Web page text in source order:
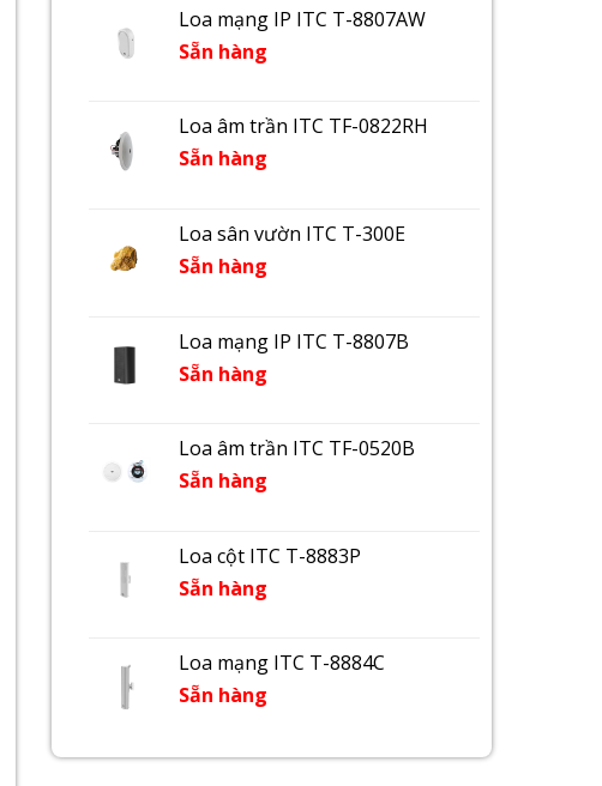
Loa mạng IP ITC T-8807AW
Sẵn hàng
Loa âm trần ITC TF-0822RH
Sẵn hàng
Loa sân vườn ITC T-300E
Sẵn hàng
Loa mạng IP ITC T-8807B
Sẵn hàng
Loa âm trần ITC TF-0520B
Sẵn hàng
Loa cột ITC T-8883P
Sẵn hàng
Loa mạng ITC T-8884C
Sẵn hàng